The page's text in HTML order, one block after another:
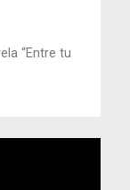
“Entre tu